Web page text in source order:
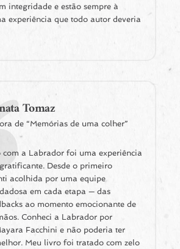
integridade e estão sempre à
experiência que todo autor deveria
Tomaz
de “Memórias de uma colher”
com a Labrador foi uma experiência
Desde o primeiro
acolhida por uma equipe
em cada etapa — das
ao momento emocionante de
Conheci a Labrador por
Facchini e não poderia ter
Meu livro foi tratado com zelo